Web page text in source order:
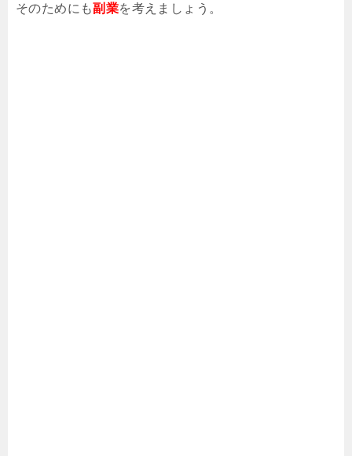
そのためにも副業を考えましょう。